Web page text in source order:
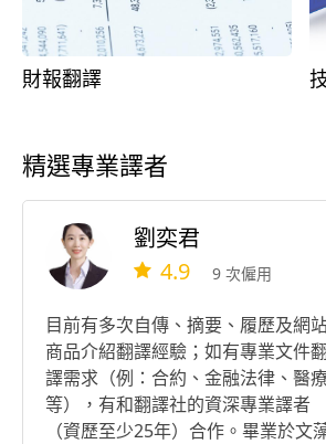
財報翻譯
精選專業譯者
劉奕君
4.9 9 次僱用
目前有多次自傳、摘要、履歷及網
商品介紹翻譯經驗；如有專業文件翻
譯需求（例：合約、金融法律、醫
等），有和翻譯社的資深專業譯者
（資歷至少25年）合作。畢業於文